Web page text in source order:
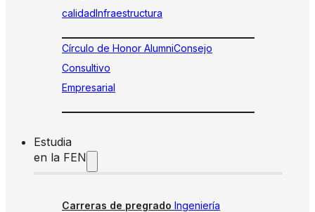
calidadInfraestructura
Círculo de Honor AlumniConsejo
Consultivo
Empresarial
Estudia
en la FEN
Carreras de pregrado Ingeniería